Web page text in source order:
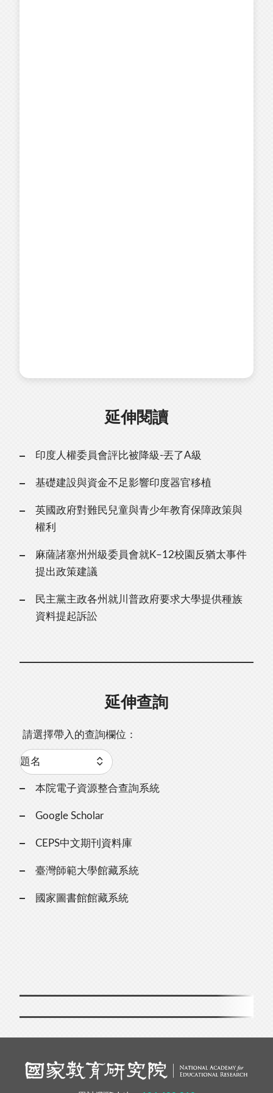
延伸閱讀
印度人權委員會評比被降級-丟了A級
基礎建設與資金不足影響印度器官移植
英國政府對難民兒童與青少年教育保障政策與
權利
麻薩諸塞州州級委員會就K–12校園反猶太事件
提出政策建議
民主黨主政各州就川普政府要求大學提供種族
資料提起訴訟
延伸查詢
請選擇帶入的查詢欄位：
本院電子資源整合查詢系統
Google Scholar
CEPS中文期刊資料庫
臺灣師範大學館藏系統
國家圖書館館藏系統